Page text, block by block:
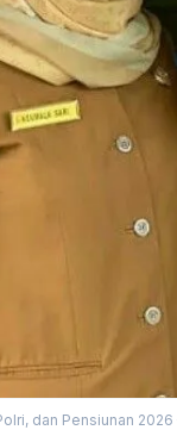
dan Pensiunan